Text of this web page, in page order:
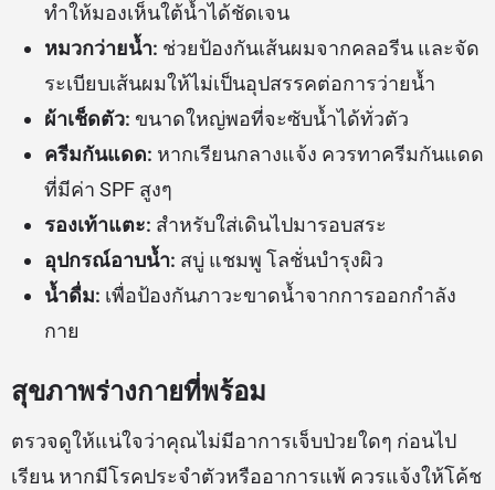
ทำให้มองเห็นใต้น้ำได้ชัดเจน
หมวกว่ายน้ำ: ช่วยป้องกันเส้นผมจากคลอรีน และจัด
ระเบียบเส้นผมให้ไม่เป็นอุปสรรคต่อการว่ายน้ำ
ผ้าเช็ดตัว: ขนาดใหญ่พอที่จะซับน้ำได้ทั่วตัว
ครีมกันแดด: หากเรียนกลางแจ้ง ควรทาครีมกันแดด
ที่มีค่า SPF สูงๆ
รองเท้าแตะ: สำหรับใส่เดินไปมารอบสระ
อุปกรณ์อาบน้ำ: สบู่ แชมพู โลชั่นบำรุงผิว
น้ำดื่ม: เพื่อป้องกันภาวะขาดน้ำจากการออกกำลัง
กาย
สุขภาพร่างกายที่พร้อม
ตรวจดูให้แน่ใจว่าคุณไม่มีอาการเจ็บป่วยใดๆ ก่อนไป
เรียน หากมีโรคประจำตัวหรืออาการแพ้ ควรแจ้งให้โค้ช